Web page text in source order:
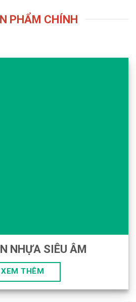
PHẨM CHÍNH
NHỰA SIÊU ÂM
XEM THÊM